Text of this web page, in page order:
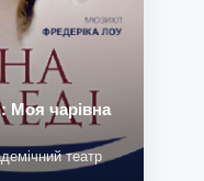
Моя чарівна
театр